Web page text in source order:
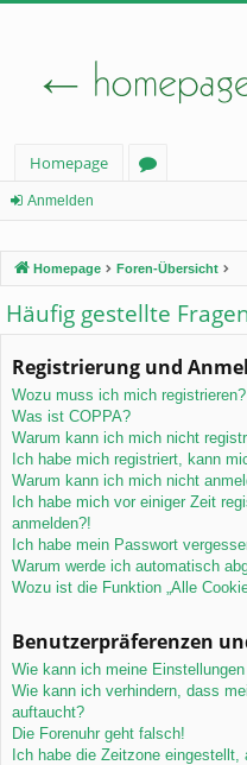
Homepage
Anmelden
Homepage Foren-Übersicht
Häufig gestellte
Registrierung und
Wozu muss ich mich registrieren?
Was ist COPPA?
Warum kann ich mich nicht
Ich habe mich registriert, kann
Warum kann ich mich nicht
Ich habe mich vor einiger Zeit
anmelden?!
Ich habe mein Passwort
Warum werde ich automatisch
Wozu ist die Funktion „Alle
Benutzerpräferenzen
Wie kann ich meine
Wie kann ich verhindern, dass
auftaucht?
Die Forenuhr geht falsch!
Ich habe die Zeitzone